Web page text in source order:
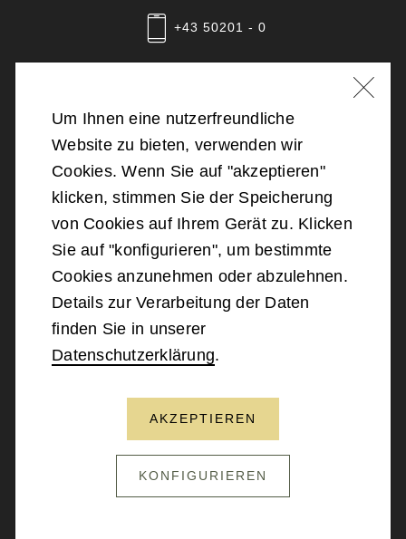
+43 50201 - 0
2026Bundesministerium für Landesverteidigung
Barrierefreiheit
Datenschutz
Kontakt
Um Ihnen eine nutzerfreundliche
Website zu bieten, verwenden wir
Cookies. Wenn Sie auf "akzeptieren"
klicken, stimmen Sie der Speicherung
von Cookies auf Ihrem Gerät zu. Klicken
Sie auf "konfigurieren", um bestimmte
Cookies anzunehmen oder abzulehnen.
Details zur Verarbeitung der Daten
finden Sie in unserer
Datenschutzerklärung.
AKZEPTIEREN
KONFIGURIEREN